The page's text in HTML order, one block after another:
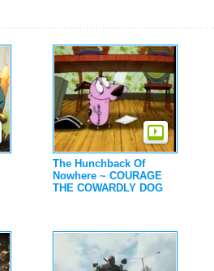
The Hunchback Of
Nowhere ~ COURAGE
THE COWARDLY DOG